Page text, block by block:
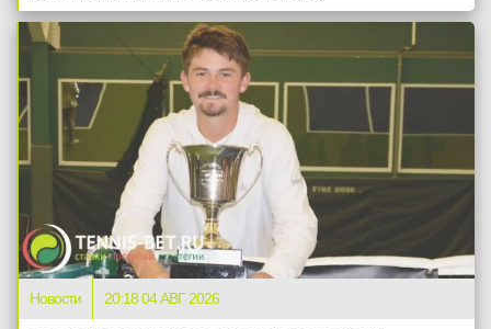
Новости 20:18 04 АВГ 2026